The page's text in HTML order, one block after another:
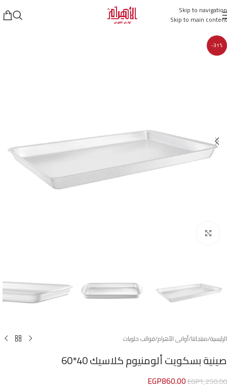
Skip to navigation
Skip to main content
-31%
الرئيسية/منتجاتنا/أوانى الأهرام/قوالب حلويات
صينية بسكويت ألومنيوم كلاسيك 40*60
EGP1,250.00
EGP860.00